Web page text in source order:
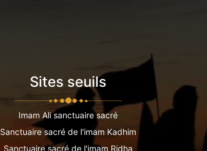
Sites seuils
Imam Ali sanctuaire sacré
Sanctuaire sacré de l'imam Kadhim
Sanctuaire sacré de l'imam Ridha